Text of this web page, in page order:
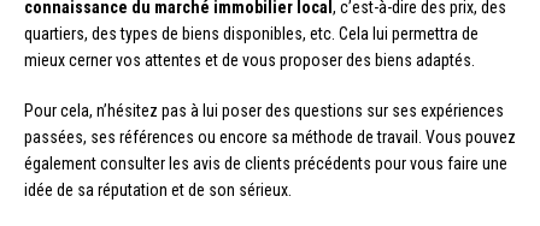
connaissance du marché immobilier local , c’est-à-dire des prix, des
quartiers, des types de biens disponibles, etc. Cela lui permettra de
mieux cerner vos attentes et de vous proposer des biens adaptés.
Pour cela, n’hésitez pas à lui poser des questions sur ses expériences
passées, ses références ou encore sa méthode de travail. Vous pouvez
également consulter les avis de clients précédents pour vous faire une
idée de sa réputation et de son sérieux.